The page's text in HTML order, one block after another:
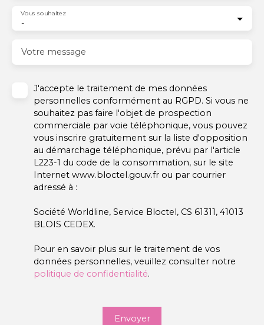
-
Vous souhaitez
Votre message
J'accepte le traitement de mes données
personnelles conformément au RGPD. Si vous ne
souhaitez pas faire l'objet de prospection
commerciale par voie téléphonique, vous pouvez
vous inscrire gratuitement sur la liste d'opposition
au démarchage téléphonique, prévu par l'article
L223-1 du code de la consommation, sur le site
Internet www.bloctel.gouv.fr ou par courrier
adressé à :
Société Worldline, Service Bloctel, CS 61311, 41013
BLOIS CEDEX.
Pour en savoir plus sur le traitement de vos
données personnelles, veuillez consulter notre
politique de confidentialité.
Envoyer